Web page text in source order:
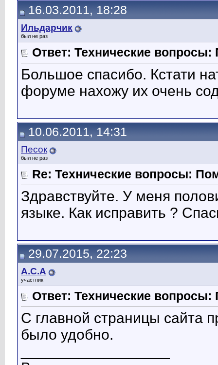
16.03.2011, 18:28
Ильдарчик
был не раз
Ответ: Технические
Большое спасибо. Кстати
форуме нахожу их очень
10.06.2011, 14:31
Песок
был не раз
Re: Технические вопросы:
Здравствуйте. У меня
языке. Как исправить ?
29.07.2015, 22:23
А.С.А
участник
Ответ: Технические
С главной страницы сайта
было удобно.